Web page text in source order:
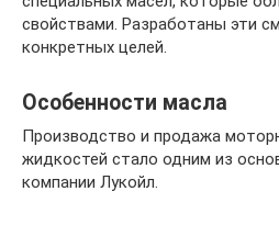
свойствами. Разработаны эти
конкретных целей.
Особенности масла
Производство и продажа
жидкостей стало одним из
компании Лукойл.